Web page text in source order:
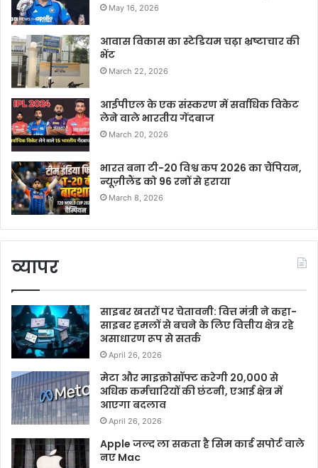
May 16, 2026
आवास विकास का स्टेडियम चढ़ा भ्रष्टाचार की
भेंट
March 22, 2026
आईपीएल के एक संस्करण में सर्वाधिक विकेट
लेने वाले भारतीय गेंदबाज
March 20, 2026
भारत बना टी-20 विश्व कप 2026 का चैंपियन,
न्यूज़ीलैंड को 96 रनों से हराया
March 8, 2026
व्यापर
साइबर खतरों पर चेतावनी: वित्त मंत्री ने कहा-
साइबर हमलों से बचने के लिए वित्तीय क्षेत्र रहे
असाधारण रूप से सतर्क
April 26, 2026
मेटा और माइक्रोसॉफ्ट करेगी 20,000 से
अधिक कर्मचारियों की छंटनी, एआई क्षेत्र में
आएगा बदलाव
April 26, 2026
Apple जल्द ला सकता है सिम कार्ड सपोर्ट वाले
नए Mac